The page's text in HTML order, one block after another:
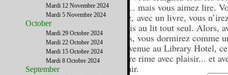
pire… mais vous aimez lire.
savez, avec un livre, vous
jamais au lit tout seul. Alors,
livres, vous dormirez comme
Bienvenue au Library Hotel,
où lire rime avec plaisir... et
dormir.
Mardi 12 Novembre 2024
Mardi 5 Novembre 2024
October
Mardi 29 Octobre 2024
Mardi 22 Octobre 2024
Mardi 15 Octobre 2024
Mardi 8 Octobre 2024
September